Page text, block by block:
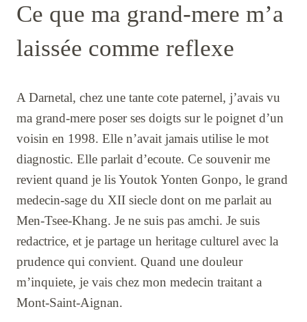
Ce que ma grand-mere m’a
laissée comme reflexe
A Darnetal, chez une tante cote paternel, j’avais vu
ma grand-mere poser ses doigts sur le poignet d’un
voisin en 1998. Elle n’avait jamais utilise le mot
diagnostic. Elle parlait d’ecoute. Ce souvenir me
revient quand je lis Youtok Yonten Gonpo, le grand
medecin-sage du XII siecle dont on me parlait au
Men-Tsee-Khang. Je ne suis pas amchi. Je suis
redactrice, et je partage un heritage culturel avec la
prudence qui convient. Quand une douleur
m’inquiete, je vais chez mon medecin traitant a
Mont-Saint-Aignan.